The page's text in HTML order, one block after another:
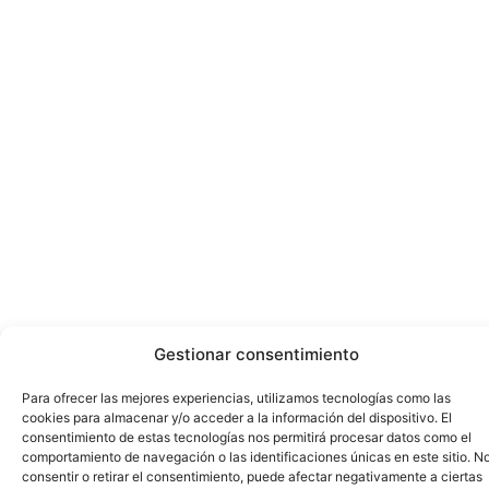
Gestionar consentimiento
Para ofrecer las mejores experiencias, utilizamos tecnologías como las
cookies para almacenar y/o acceder a la información del dispositivo. El
consentimiento de estas tecnologías nos permitirá procesar datos como el
comportamiento de navegación o las identificaciones únicas en este sitio.
consentir o retirar el consentimiento, puede afectar negativamente a ciertas